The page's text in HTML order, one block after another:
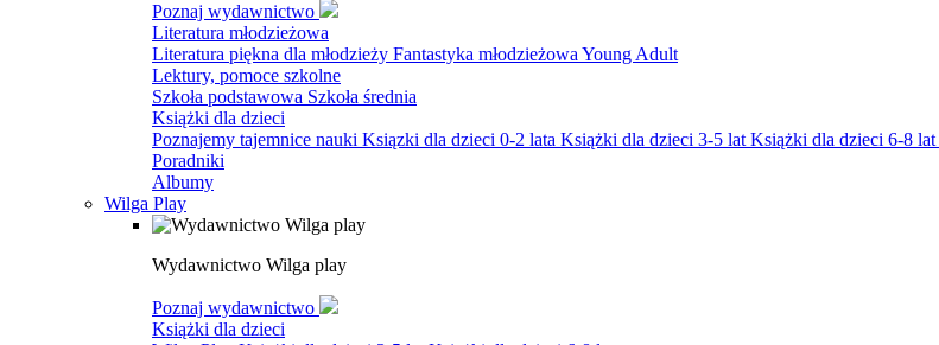
Poznaj wydawnictwo
Literatura młodzieżowa
Literatura piękna dla młodzieży Fantastyka młodzieżowa Young Adult
Lektury, pomoce szkolne
Szkoła podstawowa Szkoła średnia
Książki dla dzieci
Poznajemy tajemnice nauki Ksiązki dla dzieci 0-2 lata Książki dla dzieci 3-5 lat Książki dla dzieci 6-8 lat
Poradniki
Albumy
Wilga Play
Wydawnictwo Wilga play
Poznaj wydawnictwo
Książki dla dzieci